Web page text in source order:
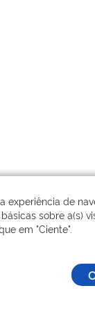
experiência de
sobre a(s)
em "Ciente".